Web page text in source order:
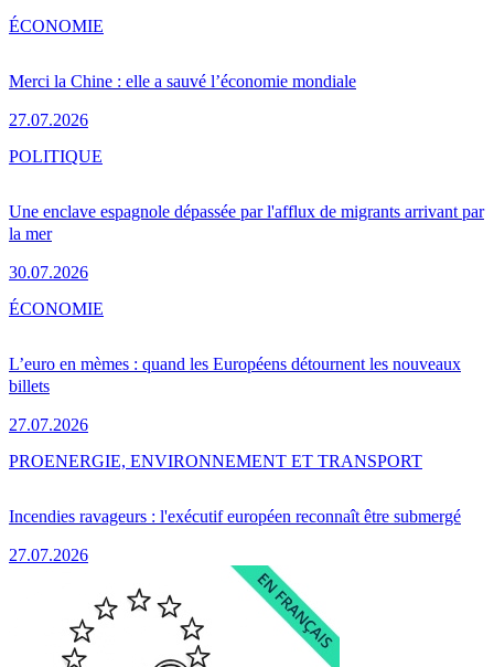
Merci la Chine : elle a sauvé l’économie mondiale
27.07.2026
ÉCONOMIE
Une enclave espagnole dépassée par l'afflux de migrants arrivant par
la mer
30.07.2026
POLITIQUE
L’euro en mèmes : quand les Européens détournent les nouveaux
billets
27.07.2026
ÉCONOMIE
Incendies ravageurs : l'exécutif européen reconnaît être submergé
27.07.2026
PROENERGIE, ENVIRONNEMENT ET TRANSPORT